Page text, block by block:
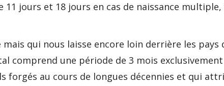
11 jours et 18 jours en cas de naissance
qui nous laisse encore loin derrière les pays
comprend une période de 3 mois
forgés au cours de longues décennies et qui